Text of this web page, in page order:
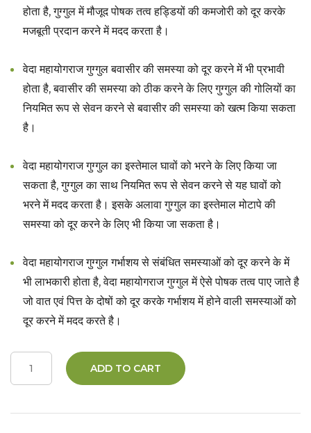
होता है, गुग्गुल में मौजूद पोषक तत्व हड्डियों की कमजोरी को दूर करके
मजबूती प्रदान करने में मदद करता है।
वेदा महायोगराज गुग्गुल बवासीर की समस्या को दूर करने में भी प्रभावी
होता है, बवासीर की समस्या को ठीक करने के लिए गुग्गुल की गोलियों का
नियमित रूप से सेवन करने से बवासीर की समस्या को खत्म किया सकता
है।
वेदा महायोगराज गुग्गुल का इस्तेमाल घावों को भरने के लिए किया जा
सकता है, गुग्गुल का साथ नियमित रूप से सेवन करने से यह घावों को
भरने में मदद करता है। इसके अलावा गुग्गुल का इस्तेमाल मोटापे की
समस्या को दूर करने के लिए भी किया जा सकता है।
वेदा महायोगराज गुग्गुल गर्भाशय से संबंधित समस्याओं को दूर करने के में
भी लाभकारी होता है, वेदा महायोगराज गुग्गुल में ऐसे पोषक तत्व पाए जाते है
जो वात एवं पित्त के दोषों को दूर करके गर्भाशय में होने वाली समस्याओं को
दूर करने में मदद करते है।
ADD TO CART